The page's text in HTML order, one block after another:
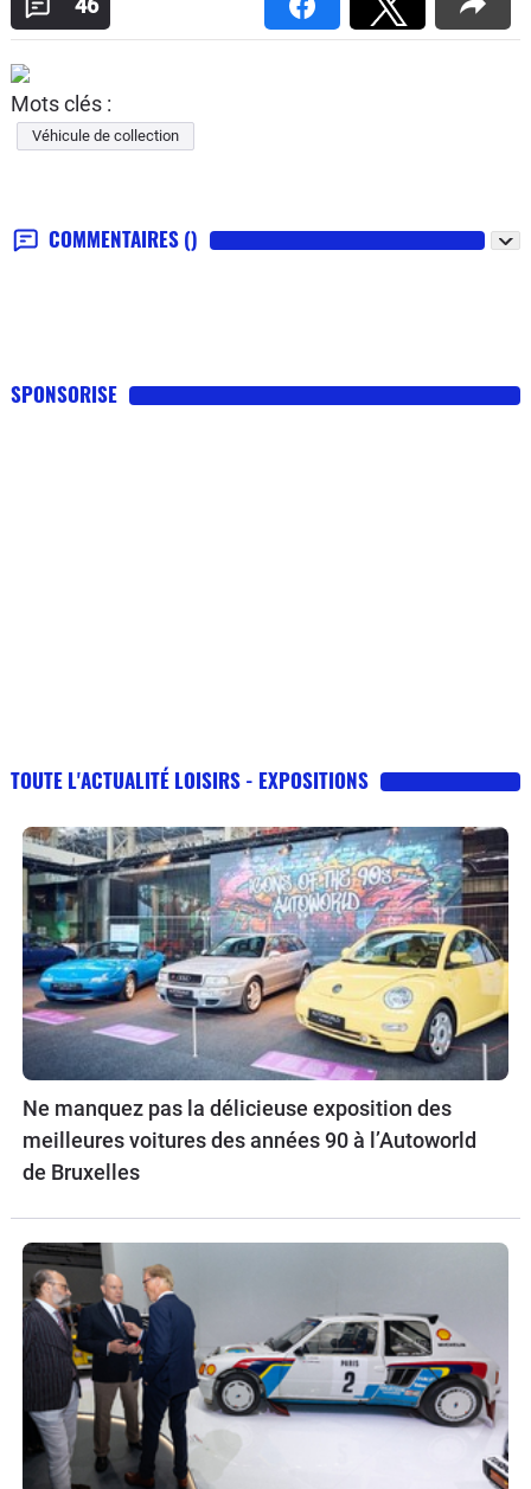
Mots clés :
Véhicule de collection
COMMENTAIRES ()
SPONSORISE
TOUTE L'ACTUALITÉ LOISIRS - EXPOSITIONS
Ne manquez pas la délicieuse exposition des
meilleures voitures des années 90 à l’Autoworld
de Bruxelles